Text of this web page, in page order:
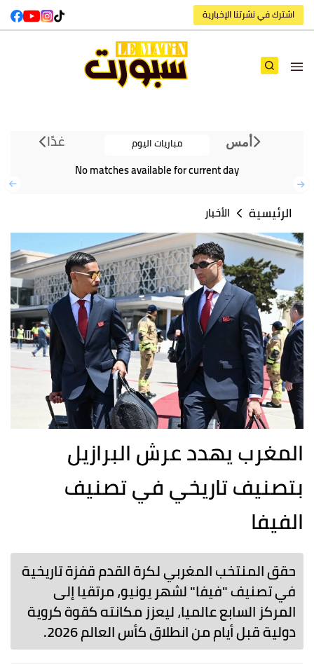
اشترك في نشرتنا الإخبارية
أمس مباريات اليوم غدًا
No matches available for current day
الرئيسية الأخبار
المغرب يهدد عرش البرازيل
بتصنيف تاريخي في تصنيف
الفيفا
حقق المنتخب المغربي لكرة القدم قفزة تاريخية
في تصنيف "فيفا" لشهر يونيو، مرتقيا إلى
المركز السابع عالميا، ليعزز مكانته كقوة كروية
دولية قبل أيام من انطلاق كأس العالم 2026.